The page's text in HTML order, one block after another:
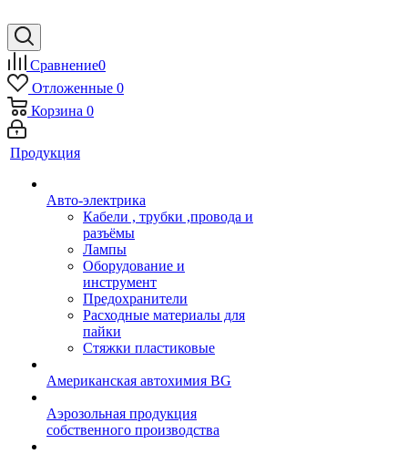
Сравнение0
Отложенные 0
Корзина 0
Продукция
Авто-электрика
Кабели , трубки ,провода и
разъёмы
Лампы
Оборудование и
инструмент
Предохранители
Расходные материалы для
пайки
Стяжки пластиковые
Американская автохимия BG
Аэрозольная продукция
собственного производства